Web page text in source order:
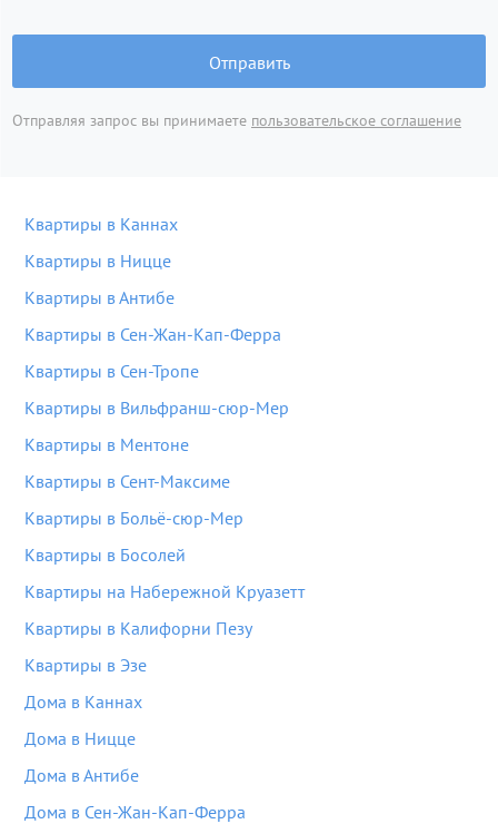
Отправить
Отправляя запрос вы принимаете пользовательское соглашение
Квартиры в Каннах
Квартиры в Ницце
Квартиры в Антибе
Квартиры в Сен-Жан-Кап-Ферра
Квартиры в Сен-Тропе
Квартиры в Вильфранш-сюр-Мер
Квартиры в Ментоне
Квартиры в Сент-Максиме
Квартиры в Больё-сюр-Мер
Квартиры в Босолей
Квартиры на Набережной Круазетт
Квартиры в Калифорни Пезу
Квартиры в Эзе
Дома в Каннах
Дома в Ницце
Дома в Антибе
Дома в Сен-Жан-Кап-Ферра